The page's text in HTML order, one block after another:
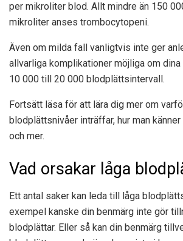
per mikroliter blod. Allt mindre än 150
mikroliter anses trombocytopeni.
Även om milda fall vanligtvis inte ger
allvarliga komplikationer möjliga om
10 000 till 20 000 blodplättsintervall.
Fortsätt läsa för att lära dig mer om
blodplättsnivåer inträffar, hur man
och mer.
Vad orsakar låga
Ett antal saker kan leda till låga
exempel kanske din benmärg inte gör
blodplättar. Eller så kan din benmärg